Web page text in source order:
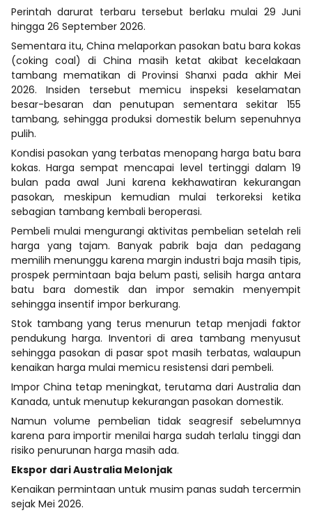
Perintah darurat terbaru tersebut berlaku mulai 29 Juni
hingga 26 September 2026.
Sementara itu, China melaporkan pasokan batu bara kokas
(coking coal) di China masih ketat akibat kecelakaan
tambang mematikan di Provinsi Shanxi pada akhir Mei
2026. Insiden tersebut memicu inspeksi keselamatan
besar-besaran dan penutupan sementara sekitar 155
tambang, sehingga produksi domestik belum sepenuhnya
pulih.
Kondisi pasokan yang terbatas menopang harga batu bara
kokas. Harga sempat mencapai level tertinggi dalam 19
bulan pada awal Juni karena kekhawatiran kekurangan
pasokan, meskipun kemudian mulai terkoreksi ketika
sebagian tambang kembali beroperasi.
Pembeli mulai mengurangi aktivitas pembelian setelah reli
harga yang tajam. Banyak pabrik baja dan pedagang
memilih menunggu karena margin industri baja masih tipis,
prospek permintaan baja belum pasti, selisih harga antara
batu bara domestik dan impor semakin menyempit
sehingga insentif impor berkurang.
Stok tambang yang terus menurun tetap menjadi faktor
pendukung harga. Inventori di area tambang menyusut
sehingga pasokan di pasar spot masih terbatas, walaupun
kenaikan harga mulai memicu resistensi dari pembeli.
Impor China tetap meningkat, terutama dari Australia dan
Kanada, untuk menutup kekurangan pasokan domestik.
Namun volume pembelian tidak seagresif sebelumnya
karena para importir menilai harga sudah terlalu tinggi dan
risiko penurunan harga masih ada.
Ekspor dari Australia Melonjak
Kenaikan permintaan untuk musim panas sudah tercermin
sejak Mei 2026.